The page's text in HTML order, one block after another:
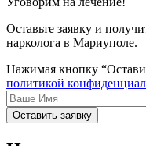
Оставьте заявку и
нарколога в Мариуполе.
Нажимая кнопку
политикой
Оставить заявку